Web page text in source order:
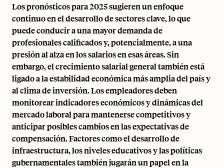
Los pronósticos para 2025 sugieren un enfoque
continuo en el desarrollo de sectores clave, lo que
puede conducir a una mayor demanda de
profesionales calificados y, potencialmente, a una
presión al alza en los salarios en esas áreas. Sin
embargo, el crecimiento salarial general también está
ligado a la estabilidad económica más amplia del país y
al clima de inversión. Los empleadores deben
monitorear indicadores económicos y dinámicas del
mercado laboral para mantenerse competitivos y
anticipar posibles cambios en las expectativas de
compensación. Factores como el desarrollo de
infraestructura, los niveles educativos y las políticas
gubernamentales también jugarán un papel en la